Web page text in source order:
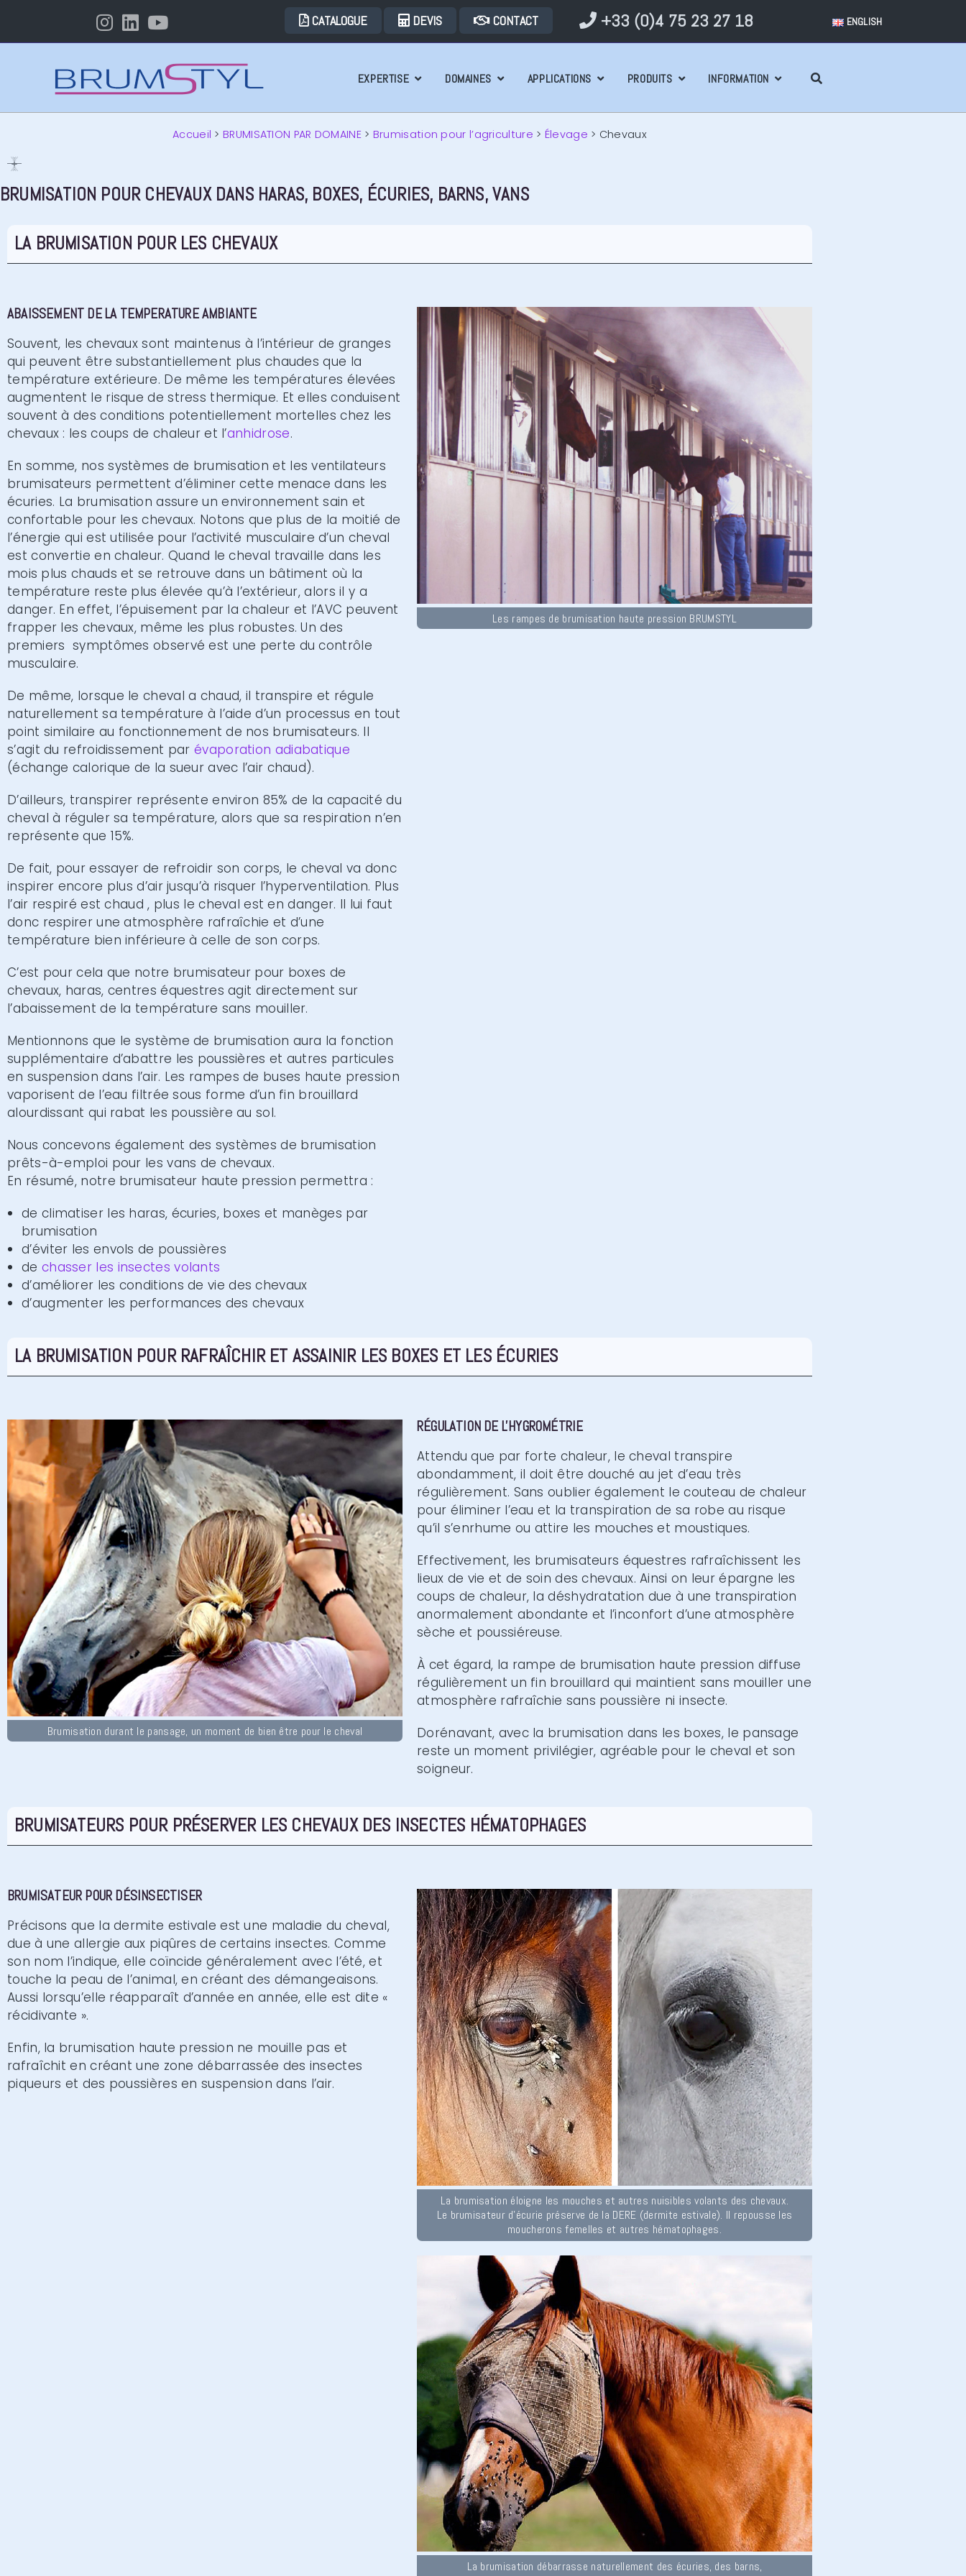
ENGLISH
CATALOGUE DEVIS CONTACT +33 (0)4 75 23 27 18
EXPERTISE DOMAINES APPLICATIONS PRODUITS INFORMATION
Accueil > BRUMISATION PAR DOMAINE> Brumisation pour l’agriculture > Élevage > Chevaux
BRUMISATION POUR CHEVAUX DANS HARAS, BOXES, ÉCURIES, BARNS, VANS
LA BRUMISATION POUR LES CHEVAUX
ABAISSEMENT DE LA TEMPERATURE AMBIANTE
Souvent, les chevaux sont maintenus à l’intérieur de granges
qui peuvent être substantiellement plus chaudes que la
température extérieure. De même les températures élevées
augmentent le risque de stress thermique. Et elles conduisent
souvent à des conditions potentiellement mortelles chez les
chevaux : les coups de chaleur et l’anhidrose.
En somme, nos systèmes de brumisation et les ventilateurs
brumisateurs permettent d’éliminer cette menace dans les
écuries. La brumisation assure un environnement sain et
confortable pour les chevaux. Notons que plus de la moitié de
l’énergie qui est utilisée pour l’activité musculaire d’un cheval
est convertie en chaleur. Quand le cheval travaille dans les
mois plus chauds et se retrouve dans un bâtiment où la
température reste plus élevée qu’à l’extérieur, alors il y a
danger. En effet, l’épuisement par la chaleur et l’AVC peuvent
frapper les chevaux, même les plus robustes. Un des
premiers symptômes observé est une perte du contrôle
musculaire.
De même, lorsque le cheval a chaud, il transpire et régule
naturellement sa température à l’aide d’un processus en tout
point similaire au fonctionnement de nos brumisateurs. Il
s’agit du refroidissement parévaporation adiabatique
(échange calorique de la sueur avec l’air chaud).
D’ailleurs, transpirer représente environ 85% de la capacité du
cheval à réguler sa température, alors que sa respiration n’en
représente que 15%.
De fait, pour essayer de refroidir son corps, le cheval va donc
inspirer encore plus d’air jusqu’à risquer l’hyperventilation. Plus
l’air respiré est chaud , plus le cheval est en danger. Il lui faut
donc respirer une atmosphère rafraîchie et d’une
température bien inférieure à celle de son corps.
C’est pour cela que notre brumisateur pour boxes de
chevaux, haras, centres équestres agit directement sur
l’abaissement de la température sans mouiller.
Mentionnons que le système de brumisation aura la fonction
supplémentaire d’abattre les poussières et autres particules
en suspension dans l’air. Les rampes de buses haute pression
vaporisent de l’eau filtrée sous forme d’un fin brouillard
alourdissant qui rabat les poussière au sol.
Nous concevons également des systèmes de brumisation
prêts-à-emploi pour les vans de chevaux.
En résumé, notre brumisateur haute pression permettra :
de climatiser les haras, écuries, boxes et manèges par
brumisation
d’éviter les envols de poussières
de chasser les insectes volants
d’améliorer les conditions de vie des chevaux
d’augmenter les performances des chevaux
Les rampes de brumisation haute pression BRUMSTYL
LA BRUMISATION POUR RAFRAÎCHIR ET ASSAINIR LES BOXES ET LES ÉCURIES
Brumisation durant le pansage, un moment de bien être pour le cheval
RÉGULATION DE L'HYGROMÉTRIE​
Attendu que par forte chaleur, le cheval transpire
abondamment, il doit être douché au jet d’eau très
régulièrement. Sans oublier également le couteau de chaleur
pour éliminer l’eau et la transpiration de sa robe au risque
qu’il s’enrhume ou attire les mouches et moustiques.
Effectivement, les brumisateurs équestres rafraîchissent les
lieux de vie et de soin des chevaux. Ainsi on leur épargne les
coups de chaleur, la déshydratation due à une transpiration
anormalement abondante et l’inconfort d’une atmosphère
sèche et poussiéreuse.
À cet égard, la rampe de brumisation haute pression diffuse
régulièrement un fin brouillard qui maintient sans mouiller une
atmosphère rafraîchie sans poussière ni insecte.
Dorénavant, avec la brumisation dans les boxes, le pansage
reste un moment privilégier, agréable pour le cheval et son
soigneur.
BRUMISATEURS POUR PRÉSERVER LES CHEVAUX DES INSECTES HÉMATOPHAGES
BRUMISATEUR POUR DÉSINSECTISER
Précisons que la dermite estivale est une maladie du cheval,
due à une allergie aux piqûres de certains insectes. Comme
son nom l’indique, elle coïncide généralement avec l’été, et
touche la peau de l’animal, en créant des démangeaisons.
Aussi lorsqu’elle réapparaît d’année en année, elle est dite «
récidivante ».
Enfin, la brumisation haute pression ne mouille pas et
rafraîchit en créant une zone débarrassée des insectes
piqueurs et des poussières en suspension dans l’air.
La brumisation éloigne les mouches et autres nuisibles volants des chevaux.
Le brumisateur d'écurie préserve de la DERE (dermite estivale). Il repousse les
moucherons femelles et autres hématophages.
La brumisation débarrasse naturellement des écuries, des barns,